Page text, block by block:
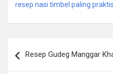
resep nasi timbel paling praktis
navigation
Resep Gudeg Manggar